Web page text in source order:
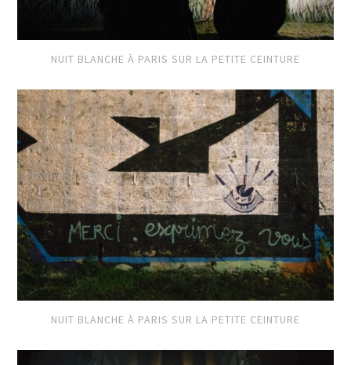
NUIT BLANCHE À PARIS SUR LA PETITE CEINTURE
NUIT BLANCHE À PARIS SUR LA PETITE CEINTURE